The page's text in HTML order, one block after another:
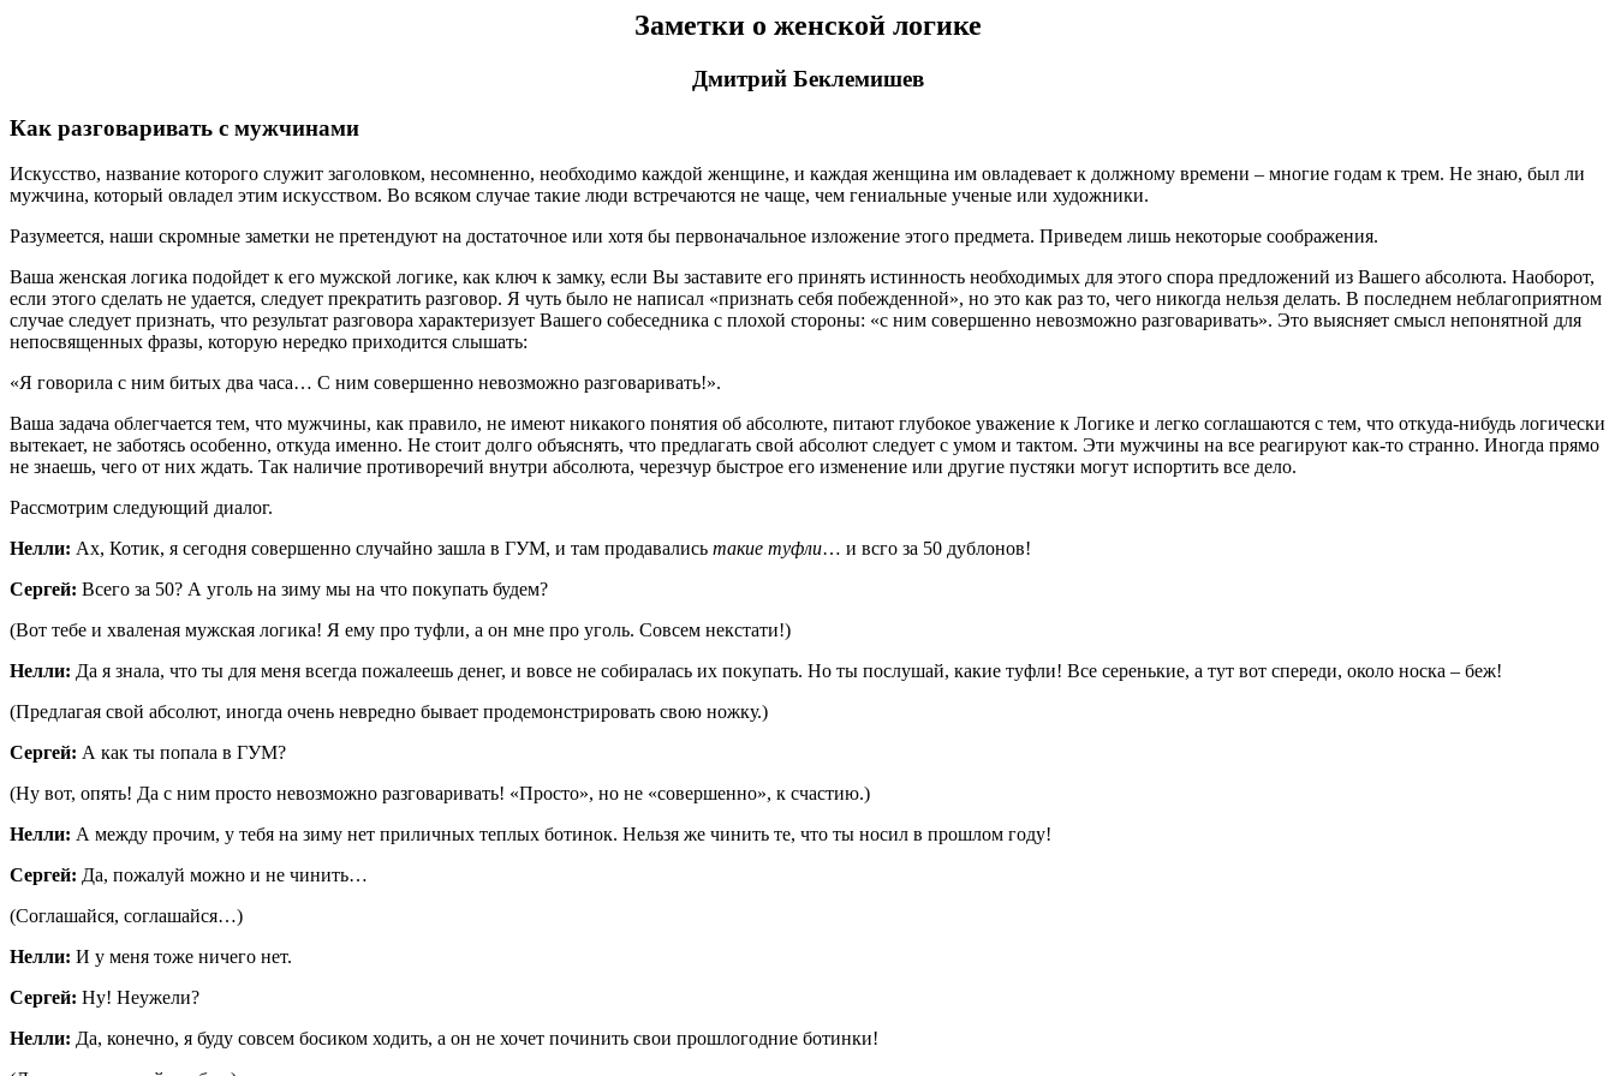
Заметки о женской логике
Дмитрий Беклемишев
Как разговаривать с мужчинами
Искусство, название которого служит заголовком, несомненно, необходимо каждой женщине, и каждая женщина им овладевает к должному времени – многие годам к трем. Не знаю, был ли
мужчина, который овладел этим искусством. Во всяком случае такие люди встречаются не чаще, чем гениальные ученые или художники.
Разумеется, наши скромные заметки не претендуют на достаточное или хотя бы первоначальное изложение этого предмета. Приведем лишь некоторые соображения.
Ваша женская логика подойдет к его мужской логике, как ключ к замку, если Вы заставите его принять истинность необходимых для этого спора предложений из Вашего абсолюта. Наоборот,
если этого сделать не удается, следует прекратить разговор. Я чуть было не написал «признать себя побежденной», но это как раз то, чего никогда нельзя делать. В последнем неблагоприятном
случае следует признать, что результат разговора характеризует Вашего собеседника с плохой стороны: «с ним совершенно невозможно разговаривать». Это выясняет смысл непонятной для
непосвященных фразы, которую нередко приходится слышать:
«Я говорила с ним битых два часа… С ним совершенно невозможно разговаривать!».
Ваша задача облегчается тем, что мужчины, как правило, не имеют никакого понятия об абсолюте, питают глубокое уважение к Логике и легко соглашаются с тем, что откуда-нибудь логически
вытекает, не заботясь особенно, откуда именно. Не стоит долго объяснять, что предлагать свой абсолют следует с умом и тактом. Эти мужчины на все реагируют как-то странно. Иногда прямо
не знаешь, чего от них ждать. Так наличие противоречий внутри абсолюта, черезчур быстрое его изменение или другие пустяки могут испортить все дело.
Рассмотрим следующий диалог.
Нелли: Ах, Котик, я сегодня совершенно случайно зашла в ГУМ, и там продавались такие туфли… и всго за 50 дублонов!
Сергей: Всего за 50? А уголь на зиму мы на что покупать будем?
(Вот тебе и хваленая мужская логика! Я ему про туфли, а он мне про уголь. Совсем некстати!)
Нелли: Да я знала, что ты для меня всегда пожалеешь денег, и вовсе не собиралась их покупать. Но ты послушай, какие туфли! Все серенькие, а тут вот спереди, около носка – беж!
(Предлагая свой абсолют, иногда очень невредно бывает продемонстрировать свою ножку.)
Сергей: А как ты попала в ГУМ?
(Ну вот, опять! Да с ним просто невозможно разговаривать! «Просто», но не «совершенно», к счастию.)
Нелли: А между прочим, у тебя на зиму нет приличных теплых ботинок. Нельзя же чинить те, что ты носил в прошлом году!
Сергей: Да, пожалуй можно и не чинить…
(Соглашайся, соглашайся…)
Нелли: И у меня тоже ничего нет.
Сергей: Ну! Неужели?
Нелли: Да, конечно, я буду совсем босиком ходить, а он не хочет починить свои прошлогодние ботинки!